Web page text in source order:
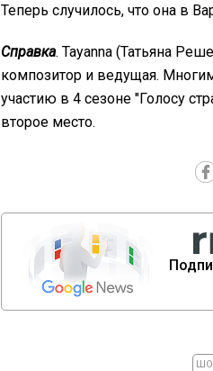
Теперь случилось, что она в
Справка. Tayanna (Татьяна
композитор и ведущая.
участию в 4 сезоне "Голосу
второе место.